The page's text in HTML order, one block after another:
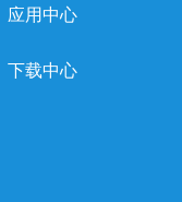
应用中心
下载中心